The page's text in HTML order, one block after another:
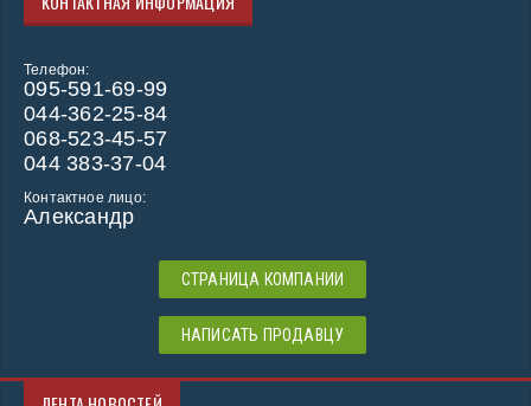
Телефон:
095-591-69-99
044-362-25-84
068-523-45-57
044 383-37-04
Контактное лицо:
Александр
СТРАНИЦА КОМПАНИИ
НАПИСАТЬ ПРОДАВЦУ